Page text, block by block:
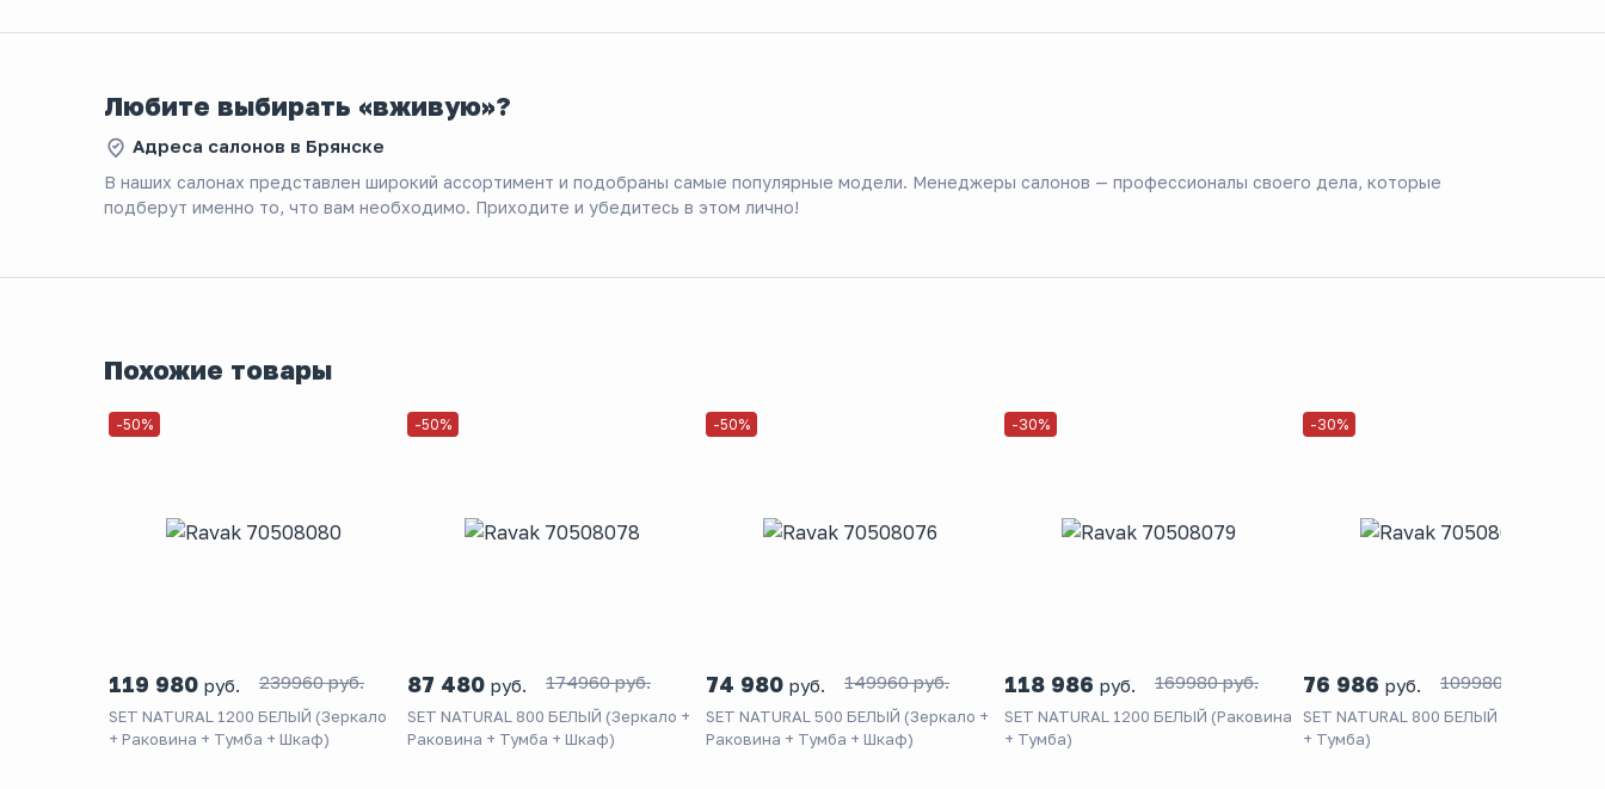
Любите выбирать «вживую»?
Адреса салонов в Брянске
В наших салонах представлен широкий ассортимент и подобраны самые популярные модели. Менеджеры салонов — профессионалы своего дела, которые
подберут именно то, что вам необходимо. Приходите и убедитесь в этом лично!
Похожие товары
-50%
119 980 руб. 239960 руб.
SET NATURAL 1200 БЕЛЫЙ (Зеркало
+ Раковина + Тумба + Шкаф)
-50%
87 480 руб. 174960 руб.
SET NATURAL 800 БЕЛЫЙ (Зеркало +
Раковина + Тумба + Шкаф)
-50%
74 980 руб. 149960 руб.
SET NATURAL 500 БЕЛЫЙ (Зеркало +
Раковина + Тумба + Шкаф)
-30%
118 986 руб. 169980 руб.
SET NATURAL 1200 БЕЛЫЙ (Раковина
+ Тумба)
-30%
76 986 руб. 109980 руб.
SET NATURAL 800 БЕЛЫЙ (Раковина
+ Тумба)